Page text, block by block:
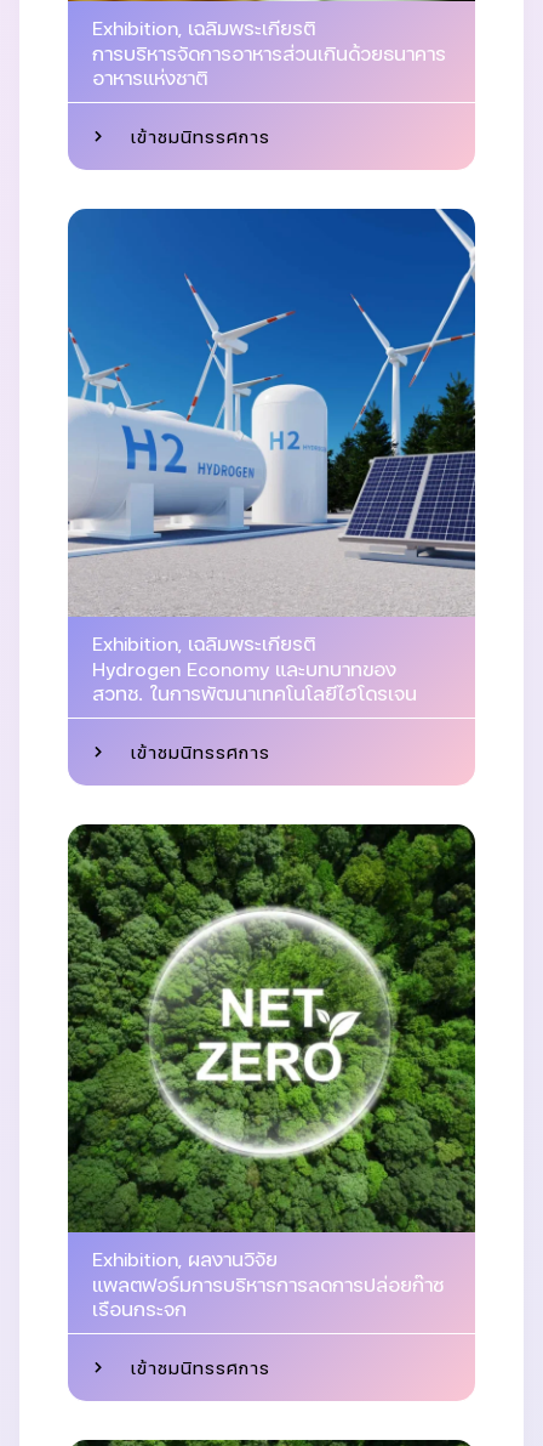
Exhibition, เฉลิมพระเกียรติ
การบริหารจัดการอาหารส่วนเกินด้วยธนาคาร
อาหารแห่งชาติ
เข้าชมนิทรรศการ
Exhibition, เฉลิมพระเกียรติ
Hydrogen Economy และบทบาทของ
สวทช. ในการพัฒนาเทคโนโลยีไฮโดรเจน
เข้าชมนิทรรศการ
Exhibition, ผลงานวิจัย
แพลตฟอร์มการบริหารการลดการปล่อยก๊าซ
เรือนกระจก
เข้าชมนิทรรศการ